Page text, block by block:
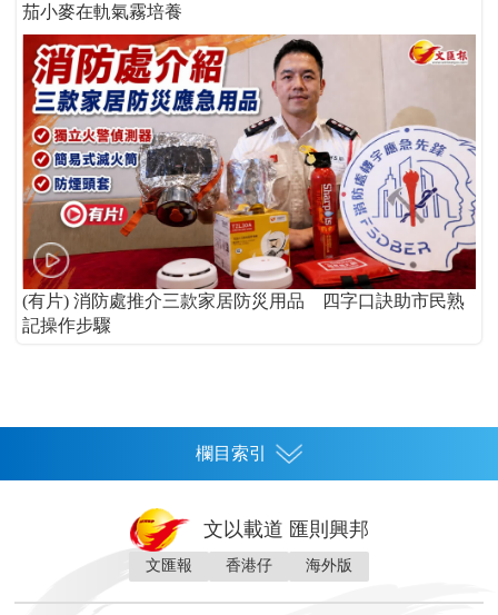
茄小麥在軌氣霧培養
(有片) 消防處推介三款家居防災用品 四字口訣助市民熟
記操作步驟
欄目索引
灣區人
文以載道 匯則興邦
文匯報 香港仔 海外版